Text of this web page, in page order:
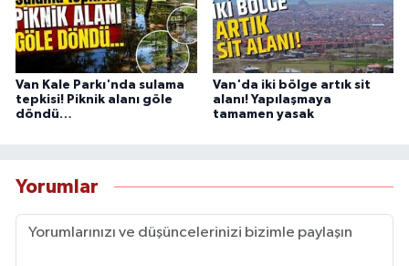
Van Kale Parkı'nda sulama
tepkisi! Piknik alanı göle
döndü…
Van'da iki bölge artık sit
alanı! Yapılaşmaya
tamamen yasak
Yorumlar